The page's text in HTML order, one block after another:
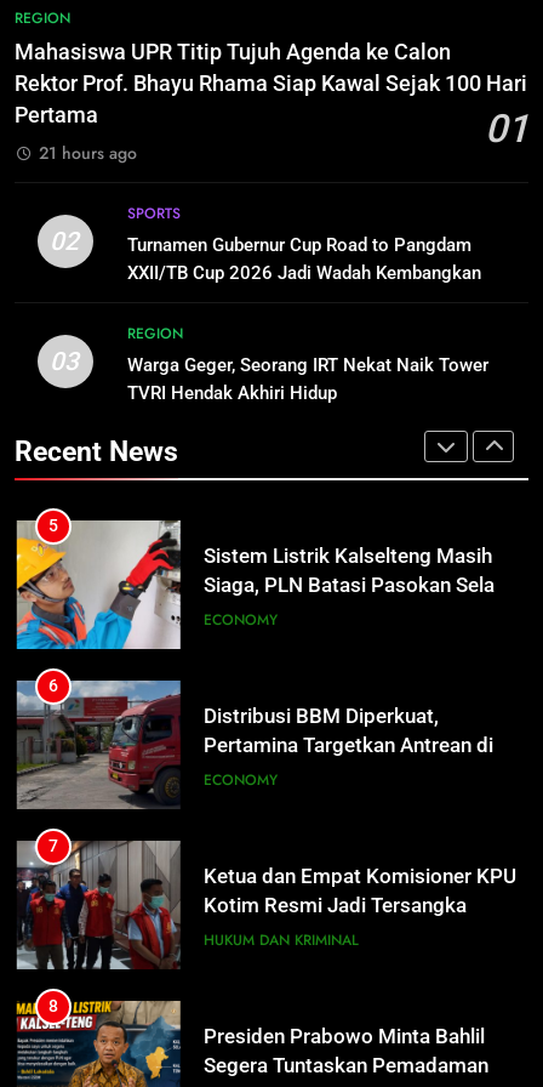
Naik Tower TVRI Hendak Akhiri
Hidup
REGION
Tetap Jalan
ECONOMY
5
Siaga, PLN Batasi Pasokan Selama
7 Hari
ECONOMY
6
SPBU Sampit Segera Terurai
ECONOMY
7
Dugaan Korupsi Dana Hibah
Pilkada Rp40 Miliar
HUKUM DAN KRIMINAL
8
Listrik di Kalsel-Teng
NUSANTARA
REGION
Mahasiswa UPR Titip Tujuh Agenda ke Calon
Rektor Prof. Bhayu Rhama Siap Kawal Sejak 100 Hari
Pertama
01
21 hours ago
02
SPORTS
Turnamen Gubernur Cup Road to Pangdam
XXII/TB Cup 2026 Jadi Wadah Kembangkan
Talenta Muda
03
REGION
Warga Geger, Seorang IRT Nekat Naik Tower
TVRI Hendak Akhiri Hidup
Recent News
2
Turnamen Gubernur Cup Road to
Wadah Kembangkan Talenta Muda
Warga Geger, Seorang IRT Nekat
Naik Tower TVRI Hendak Akhiri
REGION
4
Insiden Konsumen di SPBU
Pangkalan Bun Ditangani Cepat,
Pertamina Pastikan Pelayanan
Tetap Jalan
5
Sistem Listrik Kalselteng Masih
Siaga, PLN Batasi Pasokan Selama
7 Hari
ECONOMY
6
Distribusi BBM Diperkuat,
Pertamina Targetkan Antrean di
SPBU Sampit Segera Terurai
ECONOMY
7
Ketua dan Empat Komisioner KPU
Kotim Resmi Jadi Tersangka
Dugaan Korupsi Dana Hibah
HUKUM DAN KRIMINAL
8
Presiden Prabowo Minta Bahlil
Segera Tuntaskan Pemadaman